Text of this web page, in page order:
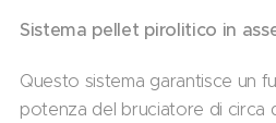
Sistema pellet pirolitico in
Questo sistema garantisce un
potenza del bruciatore di circa